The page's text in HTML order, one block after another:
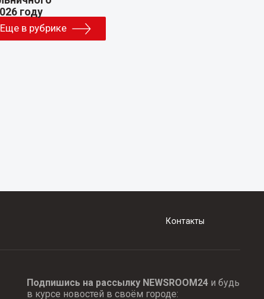
Еще в рубрике
Контакты
Подпишись на рассылку NEWSROOM24и будь
в курсе новостей в своём городе: